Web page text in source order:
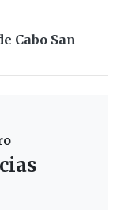
Cabo San